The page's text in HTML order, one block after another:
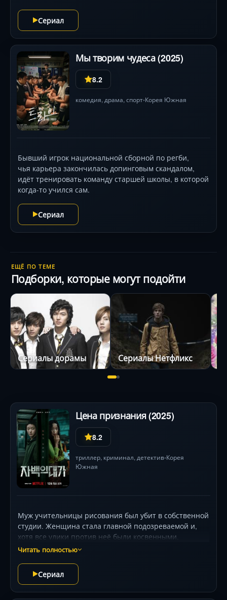
Сериал
Мы творим чудеса (2025)
8.2
комедия, драма, спорт•Корея Южная
Бывший игрок национальной сборной по регби,
чья карьера закончилась допинговым скандалом,
идёт тренировать команду старшей школы, в которой
когда-то учился сам.
Сериал
ЕЩЁ ПО ТЕМЕ
Подборки, которые могут подойти
Сериалы дорамы Сериалы Нетфликс
Цена признания (2025)
8.2
триллер, криминал, детектив•Корея
Южная
Муж учительницы рисования был убит в собственной
студии. Женщина стала главной подозреваемой и,
хотя все улики против неё были косвенными,
стараниями убеждённого в её виновности прокурора
предложение от другой заключённой — та возьмёт
вину за убийство её супруга на себя в обмен на одну
услугу.
Читать полностью
Сериал